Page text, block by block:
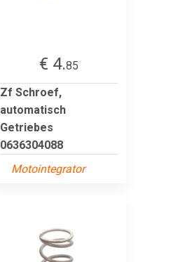
€ 4.85
Zf Schroef,
automatisch
Getriebes
0636304088
Motointegrator